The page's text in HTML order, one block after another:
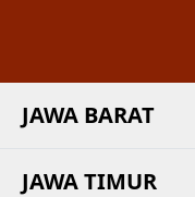
JAWA BARAT
JAWA TIMUR